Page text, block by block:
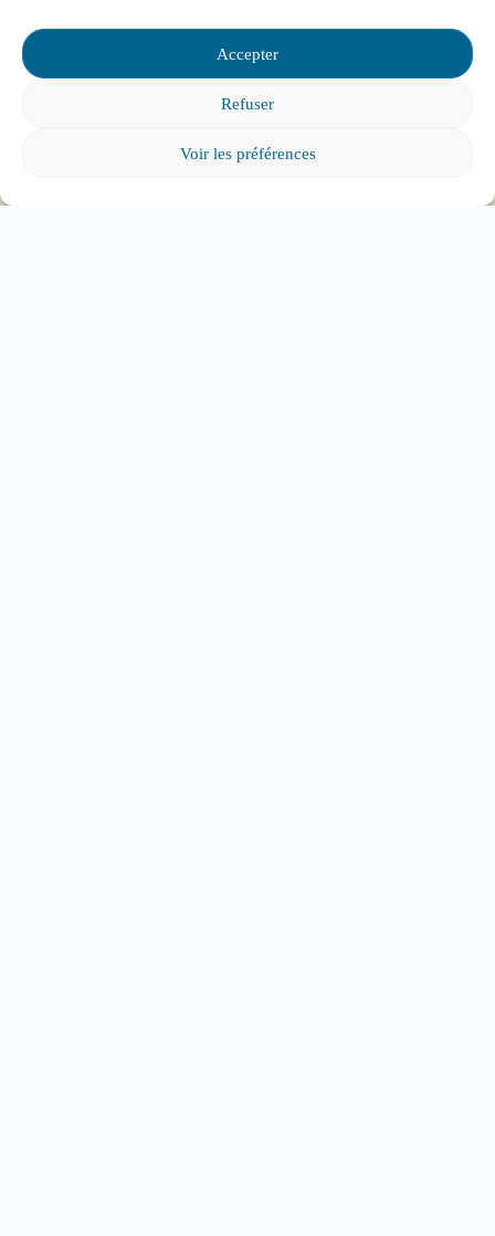
Accepter
Refuser
Voir les préférences
Mon enfant est impliqué dans une situation
d’intimidation à l’école, où puis-je trouver de